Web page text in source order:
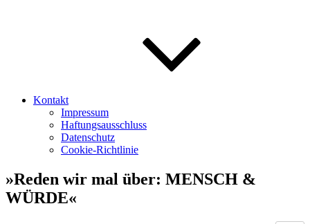
Kontakt
Impressum
Haftungsausschluss
Datenschutz
Cookie-Richtlinie
»Reden wir mal über: MENSCH &
WÜRDE«